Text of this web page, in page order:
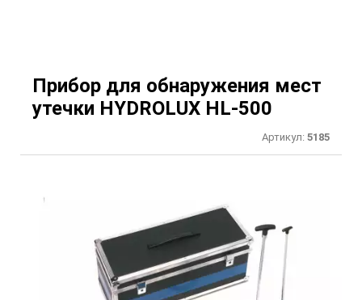
Прибор для обнаружения мест
утечки HYDROLUX HL-500
Артикул: 5185